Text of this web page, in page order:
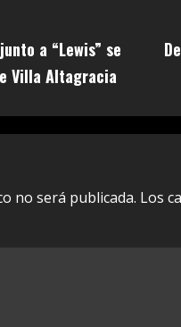
a “Lewis” se
Villa Altagracia
no será publicada. Los